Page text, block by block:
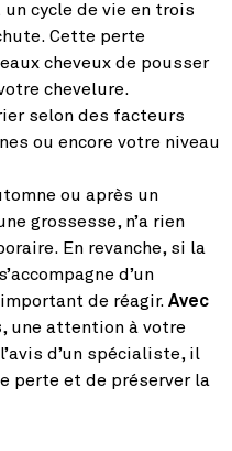
cycle de vie en trois
Cette perte
cheveux de pousser
chevelure.
selon des facteurs
ou encore votre niveau
ou après un
grossesse, n’a rien
En revanche, si la
d’un
de réagir. Avec
, une attention à votre
d’un spécialiste, il
perte et de préserver la